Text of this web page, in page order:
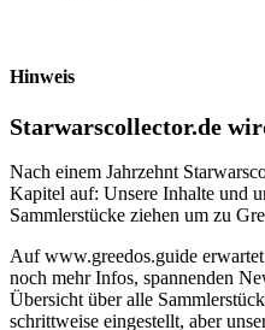
Hinweis
Starwarscollector.de
Nach einem Jahrzehnt
Kapitel auf: Unsere Inhalte und
Sammlerstücke ziehen um zu
Auf www.greedos.guide
noch mehr Infos, spannenden
Übersicht über alle
schrittweise eingestellt, aber